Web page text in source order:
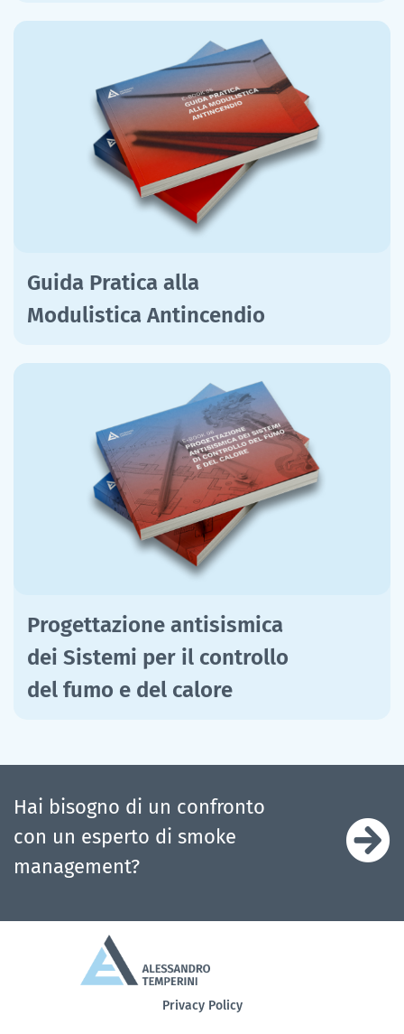
Guida Pratica alla
Modulistica Antincendio
Progettazione antisismica
dei Sistemi per il controllo
del fumo e del calore
Hai bisogno di un confronto
con un esperto di smoke
management?
Privacy Policy